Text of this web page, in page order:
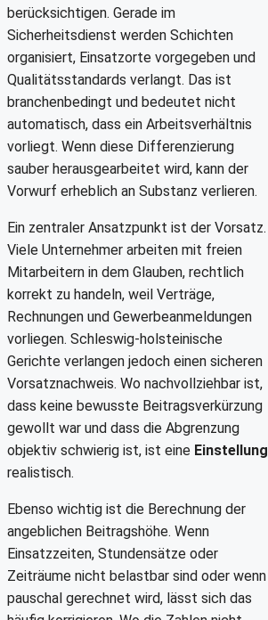
berücksichtigen. Gerade im
Sicherheitsdienst werden Schichten
organisiert, Einsatzorte vorgegeben und
Qualitätsstandards verlangt. Das ist
branchenbedingt und bedeutet nicht
automatisch, dass ein Arbeitsverhältnis
vorliegt. Wenn diese Differenzierung
sauber herausgearbeitet wird, kann der
Vorwurf erheblich an Substanz verlieren.
Ein zentraler Ansatzpunkt ist der Vorsatz.
Viele Unternehmer arbeiten mit freien
Mitarbeitern in dem Glauben, rechtlich
korrekt zu handeln, weil Verträge,
Rechnungen und Gewerbeanmeldungen
vorliegen. Schleswig-holsteinische
Gerichte verlangen jedoch einen sicheren
Vorsatznachweis. Wo nachvollziehbar ist,
dass keine bewusste Beitragsverkürzung
gewollt war und dass die Abgrenzung
objektiv schwierig ist, ist eine Einstellung
realistisch.
Ebenso wichtig ist die Berechnung der
angeblichen Beitragshöhe. Wenn
Einsatzzeiten, Stundensätze oder
Zeiträume nicht belastbar sind oder wenn
pauschal gerechnet wird, lässt sich das